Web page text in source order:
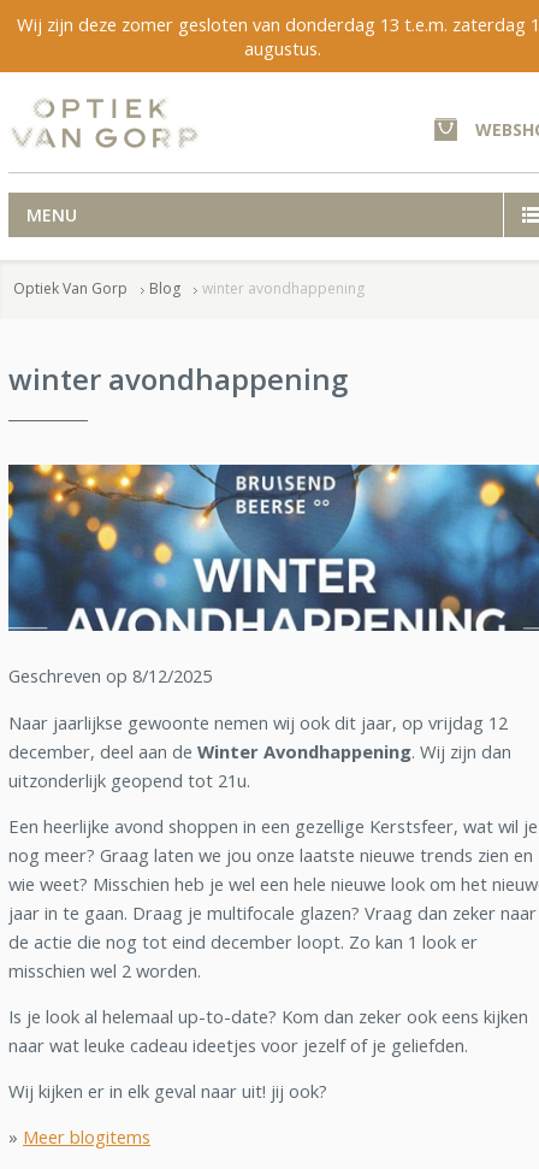
Wij zijn deze zomer gesloten van donderdag 13 t.e.m. zaterdag
augustus.
MENU
Optiek Van Gorp Blog winter avondhappening
winter avondhappening
Geschreven op 8/12/2025
Naar jaarlijkse gewoonte nemen wij ook dit jaar, op vrijdag 12
december, deel aan de Winter Avondhappening. Wij zijn dan
uitzonderlijk geopend tot 21u.
Een heerlijke avond shoppen in een gezellige Kerstsfeer, wat wil je
nog meer? Graag laten we jou onze laatste nieuwe trends zien en
wie weet? Misschien heb je wel een hele nieuwe look om het
jaar in te gaan. Draag je multifocale glazen? Vraag dan zeker naar
de actie die nog tot eind december loopt. Zo kan 1 look er
misschien wel 2 worden.
Is je look al helemaal up-to-date? Kom dan zeker ook eens kijken
naar wat leuke cadeau ideetjes voor jezelf of je geliefden.
Wij kijken er in elk geval naar uit! jij ook?
» Meer blogitems